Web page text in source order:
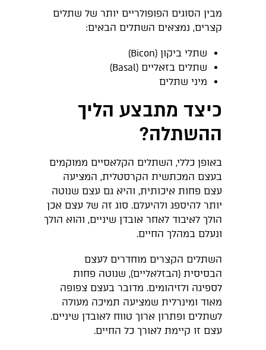
מבין הסוגים הפופולריים יותר של שתלים
קצרים, נמצאים השתלים הבאים:
שתלי ביקון (Bicon)
שתלים בזאליים (Basal)
מיני שתלים
כיצד מתבצע הליך
ההשתלה?
באופן כללי, השתלים הקלאסיים ממוקמים
בעצם המכתשית הקרסטלית, המציעה
עצם פחות איכותית, והיא גם עצם שנוטה
יותר להיספג ולהיעלם. סוג זה של עצם אכן
הולך לאיבוד לאחר אובדן שיניים, והוא הולך
ונעלם במהלך החיים.
השתלים הקצרים מוחדרים לעצם
הבסיסית (הבזלאליים), שנוטה פחות
לספיגה ולזיהומים. מדובר בעצם צפופה
מאוד ומינרלית שמציעה תמיכה מעולה
לשתלים ופתרון ארוך טווח לאובדן שיניים.
עצם זו קיימת לאורך כל החיים.